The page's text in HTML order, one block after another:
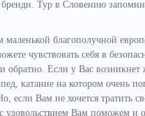
Тур в Словению
маленькой благополучной
чувствовать себя в
обратно. Если у Вас возникнет
катание на котором очень
если Вам не хочется тратить
удовольствием Вам поможем и